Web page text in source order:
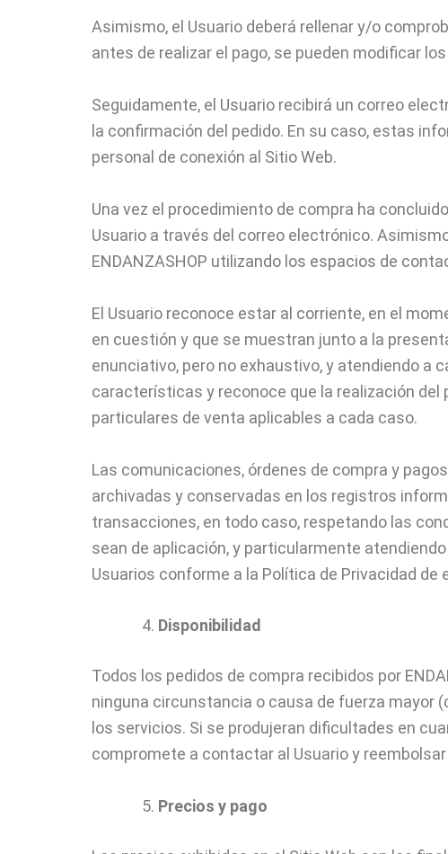
Asimismo, el Usuario deberá rellenar y/o
antes de realizar el pago, se pueden modificar
Seguidamente, el Usuario recibirá un correo
la confirmación del pedido. En su caso, estas
personal de conexión al Sitio Web.
Una vez el procedimiento de compra ha
Usuario a través del correo electrónico.
ENDANZASHOP utilizando los espacios de
El Usuario reconoce estar al corriente, en el
en cuestión y que se muestran junto a la
enunciativo, pero no exhaustivo, y atendiendo a
características y reconoce que la realización
particulares de venta aplicables a cada caso.
Las comunicaciones, órdenes de compra y
archivadas y conservadas en los registros
transacciones, en todo caso, respetando las
sean de aplicación, y particularmente
Usuarios conforme a la Política de Privacidad de
Disponibilidad
Todos los pedidos de compra recibidos por
ninguna circunstancia o causa de fuerza mayor
los servicios. Si se produjeran dificultades en
compromete a contactar al Usuario y
Precios y pago